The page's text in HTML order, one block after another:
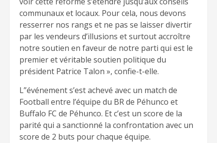
communaux et locaux. Pour cela, nous devons
resserrer nos rangs et ne pas se laisser divertir
par les vendeurs d’illusions et surtout accroître
notre soutien en faveur de notre parti qui est le
premier et véritable soutien politique du
président Patrice Talon », confie-t-elle.
L”événement s’est achevé avec un match de
Football entre l’équipe du BR de Péhunco et
Buffalo FC de Péhunco. Et c’est un score de la
parité qui a sanctionné la confrontation avec un
score de 2 buts pour chaque équipe.